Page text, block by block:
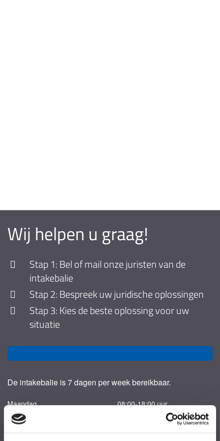
Wij helpen u graag!
Stap 1: Bel of mail onze juristen van de
intakebalie
Stap 2: Bespreek uw juridische oplossingen
Stap 3: Kies de beste oplossing voor uw
situatie
De intakebalie is 7 dagen per week bereikbaar.
Maandag
Dinsdag
Woensdag
Donderdag
08:00-18:00 uur
08:00-18:00 uur
08:00-18:00 uur
08:00-18:00 uur